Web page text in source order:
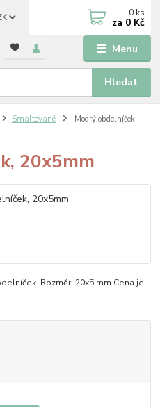
Menu
Hledat
0 ks
za 0 Kč
Smaltované
Modrý obdelníček,
20x5mm
Rozměr: 20x5 mm Cena je